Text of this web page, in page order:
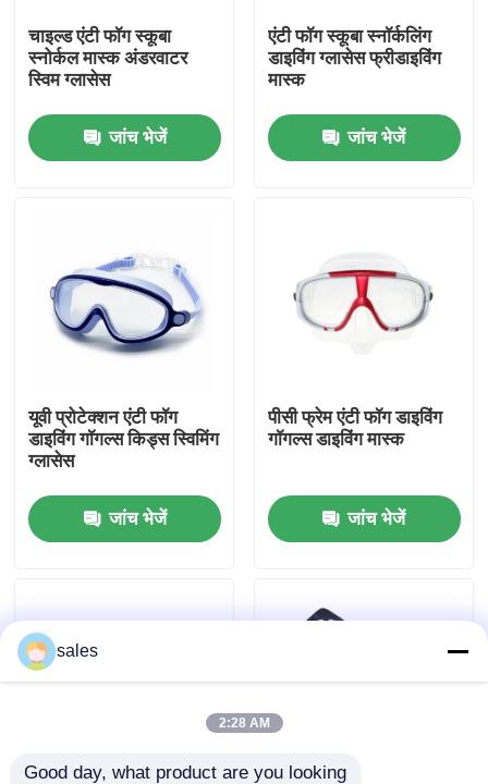
घर
हमारे बारे में
कारखाना भ्रमण
संपर्क करें
समाचार
एक उद्धरण का अनुरोध करें
सुरक्षा चश्मा काले चश्मे
चाइल्ड एंटी फॉग स्कूबा
स्नोर्कल मास्क अंडरवाटर
स्विम ग्लासेस
जांच भेजें
एंटी फॉग स्कूबा स्नॉर्कलिंग
डाइविंग ग्लासेस फ्रीडाइविंग
मास्क
जांच भेजें
यूवी प्रोटेक्शन एंटी फॉग
डाइविंग गॉगल्स किड्स स्विमिंग
ग्लासेस
जांच भेजें
पीसी फ्रेम एंटी फॉग डाइविंग
गॉगल्स डाइविंग मास्क
जांच भेजें
sales
2:28 AM
Good day, what product are you looking